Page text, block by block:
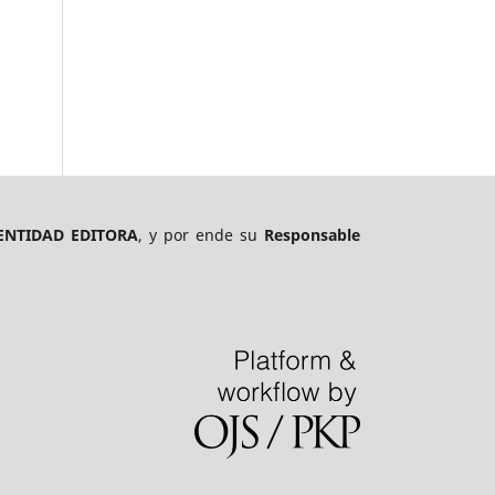
EDITORA, y por ende su Responsable